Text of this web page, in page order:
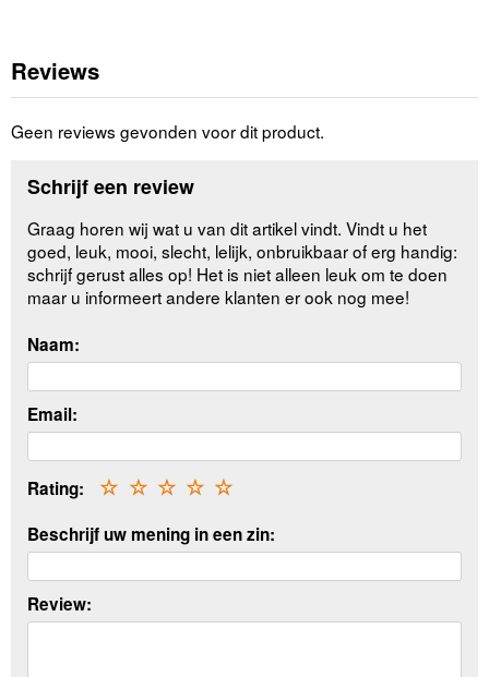
Reviews
Geen reviews gevonden voor dit product.
Schrijf een review
Graag horen wij wat u van dit artikel vindt. Vindt u het
goed, leuk, mooi, slecht, lelijk, onbruikbaar of erg handig:
schrijf gerust alles op! Het is niet alleen leuk om te doen
maar u informeert andere klanten er ook nog mee!
Naam:
Email:
Rating: ☆
☆
☆
☆
☆
Beschrijf uw mening in een zin:
Review: